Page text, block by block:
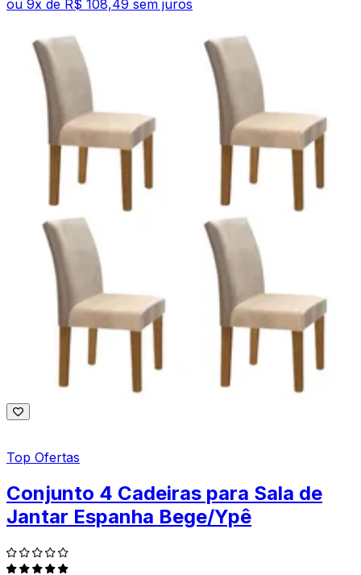
ou 9x de R$ 108,49 sem juros
Top Ofertas
Conjunto 4 Cadeiras para Sala de
Jantar Espanha Bege/Ypê